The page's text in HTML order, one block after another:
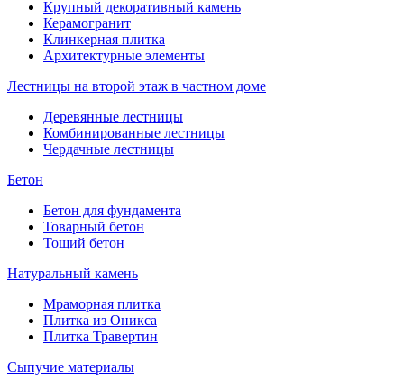
Крупный декоративный камень
Керамогранит
Клинкерная плитка
Архитектурные элементы
Лестницы на второй этаж в частном доме
Деревянные лестницы
Комбинированные лестницы
Чердачные лестницы
Бетон
Бетон для фундамента
Товарный бетон
Тощий бетон
Натуральный камень
Мраморная плитка
Плитка из Оникса
Плитка Травертин
Сыпучие материалы